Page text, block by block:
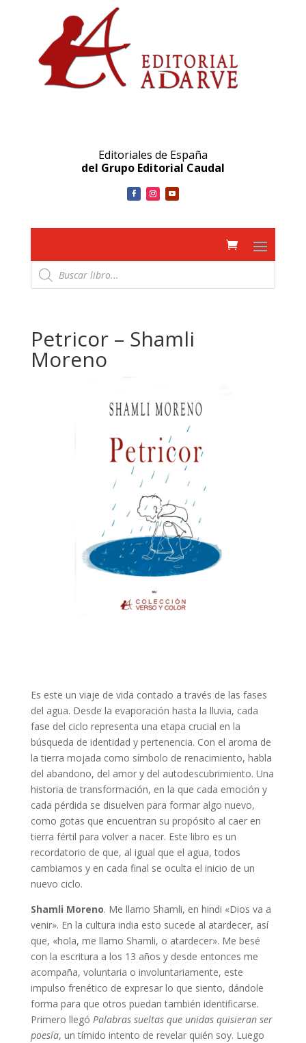
Editoriales de España
del Grupo Editorial Caudal
Búsqueda
de
productos
Petricor – Shamli
Moreno
Es este un viaje de vida contado a través de las fases
del agua. Desde la evaporación hasta la lluvia, cada
fase del ciclo representa una etapa crucial en la
búsqueda de identidad y pertenencia. Con el aroma de
la tierra mojada como símbolo de renacimiento, habla
del abandono, del amor y del autodescubrimiento. Una
historia de transformación, en la que cada emoción y
cada pérdida se disuelven para formar algo nuevo,
como gotas que encuentran su propósito al caer en
tierra fértil para volver a nacer. Este libro es un
recordatorio de que, al igual que el agua, todos
cambiamos y en cada final se oculta el inicio de un
nuevo ciclo.
Shamli Moreno. Me llamo Shamli, en hindi «Dios va a
venir». En la cultura india esto sucede al atardecer, así
que, «hola, me llamo Shamli, o atardecer». Me besé
con la escritura a los 13 años y desde entonces me
acompaña, voluntaria o involuntariamente, este
impulso frenético de expresar lo que siento, dándole
forma para que otros puedan también identificarse.
Primero llegó Palabras sueltas que unidas quisieran ser
poesía, un tímido intento de revelar quién soy. Luego